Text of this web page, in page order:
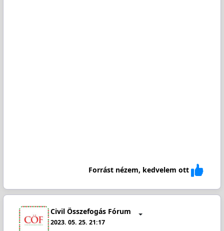
Forrást nézem, kedvelem ott
Civil Összefogás Fórum
2023. 05. 25. 21:17